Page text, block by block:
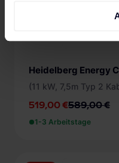
(11 kW, 7,5m Typ 2
519,00 €589,00 €
1-3 Arbeitstage